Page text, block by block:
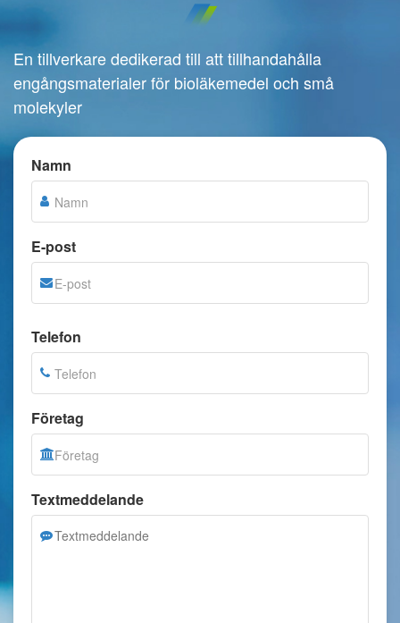
En tillverkare dedikerad till att tillhandahålla
engångsmaterialer för bioläkemedel och små
molekyler
Namn
E-post
Telefon
Företag
Textmeddelande